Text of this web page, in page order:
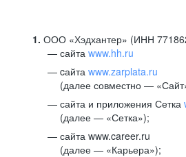
1. ООО «Хэдхантер» (ИНН
сайта www.hh.ru
cайта www.zarplata.ru
(далее совместно —
сайта и приложения Сетка
(далее — «Сетка»);
сайта www.career.ru
(далее — «Карьера»);